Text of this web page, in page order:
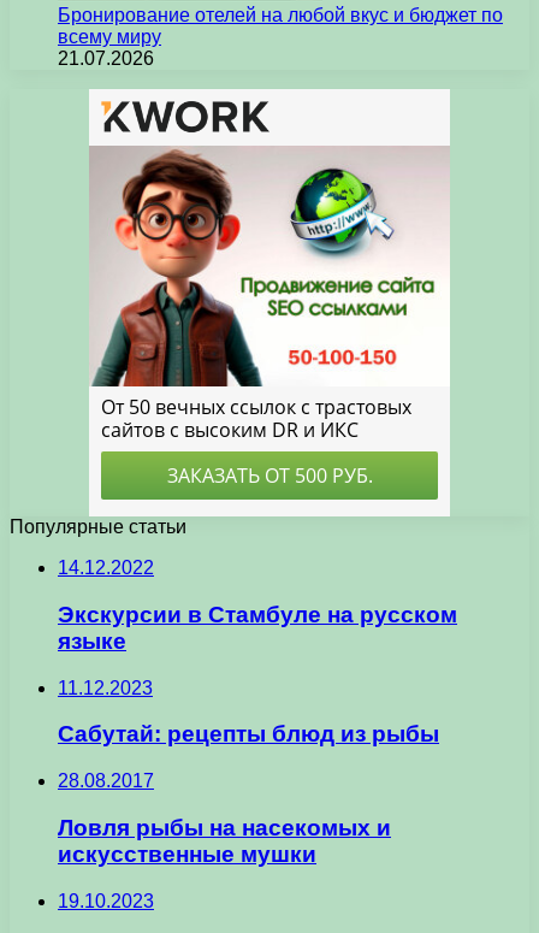
Бронирование отелей на любой вкус и бюджет по
всему миру
21.07.2026
Популярные статьи
14.12.2022
Экскурсии в Стамбуле на русском
языке
11.12.2023
Сабутай: рецепты блюд из рыбы
28.08.2017
Ловля рыбы на насекомых и
искусственные мушки
19.10.2023